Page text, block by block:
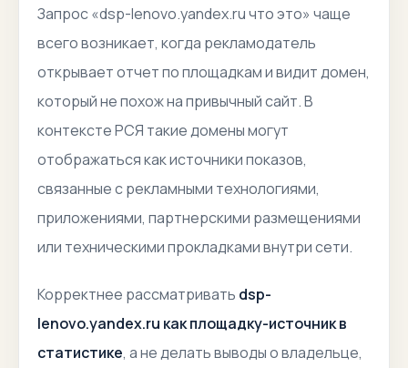
Запрос «dsp-lenovo.yandex.ru что это» чаще
всего возникает, когда рекламодатель
открывает отчет по площадкам и видит домен,
который не похож на привычный сайт. В
контексте РСЯ такие домены могут
отображаться как источники показов,
связанные с рекламными технологиями,
приложениями, партнерскими размещениями
или техническими прокладками внутри сети.
Корректнее рассматривать dsp-
lenovo.yandex.ru как площадку-источник в
статистике, а не делать выводы о владельце,